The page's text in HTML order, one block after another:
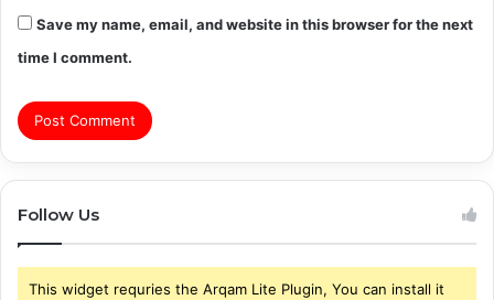
Save my name, email, and website in this browser for the next
time I comment.
Follow Us
This widget requries the Arqam Lite Plugin, You can install it